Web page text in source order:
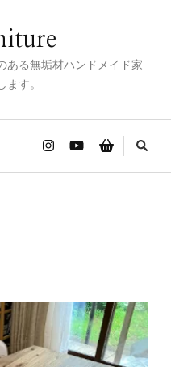
ある無垢材ハンドメイド家
す。